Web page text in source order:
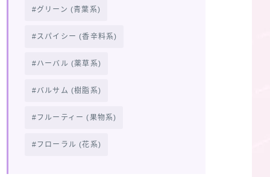
グリーン (青葉系)
スパイシー (香辛料系)
ハーバル (薬草系)
バルサム (樹脂系)
フルーティー (果物系)
フローラル (花系)